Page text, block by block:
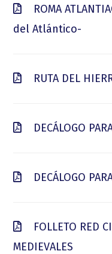
ROMA
del Atlántico-
RUTA DEL
DECÁLOGO
DECÁLOGO
FOLLETO RED
MEDIEVALES